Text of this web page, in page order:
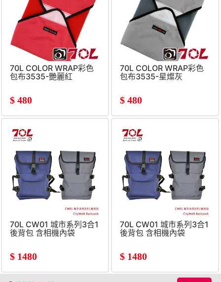
70L COLOR WRAP彩色
包布3535-艷麗紅
$ 480
70L COLOR WRAP彩色
包布3535-星燦灰
$ 480
70L CW01 城市系列3合1
後背包 含相機內袋
$ 1480
70L CW01 城市系列3合1
後背包 含相機內袋
$ 1480